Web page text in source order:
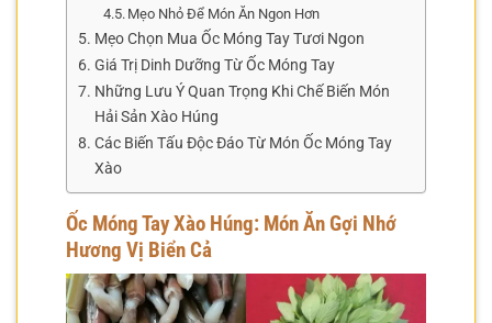
Mẹo Nhỏ Để Món Ăn Ngon Hơn
Mẹo Chọn Mua Ốc Móng Tay Tươi Ngon
Giá Trị Dinh Dưỡng Từ Ốc Móng Tay
Những Lưu Ý Quan Trọng Khi Chế Biến Món
Hải Sản Xào Húng
Các Biến Tấu Độc Đáo Từ Món Ốc Móng Tay
Xào
Ốc Móng Tay Xào Húng: Món Ăn Gợi Nhớ
Hương Vị Biển Cả